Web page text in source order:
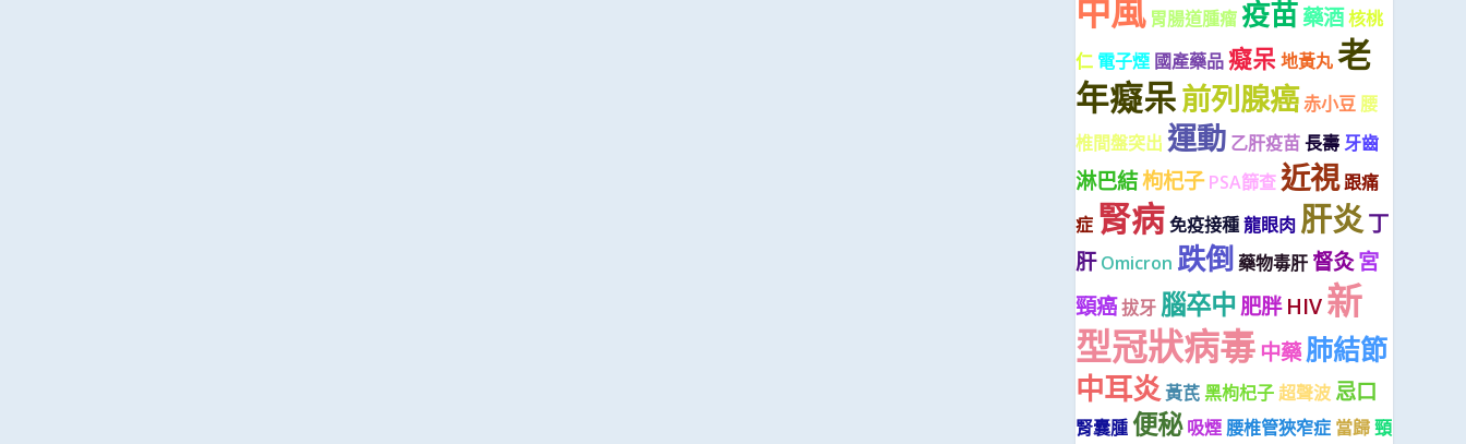
中風 胃腸道腫瘤疫苗藥酒核桃
仁 電子煙 國產藥品癡呆 地黃丸老
年癡呆前列腺癌赤小豆 腰
椎間盤突出 運動 乙肝疫苗長壽牙齒
淋巴結枸杞子 PSA篩查近視跟痛
症 腎病免疫接種龍眼肉 肝炎丁
肝 Omicron 跌倒 藥物毒肝 督灸宮
頸癌拔牙 腦卒中肥胖 HIV新
型冠狀病毒中藥肺結節
中耳炎黃芪黑枸杞子 超聲波 忌口
腎囊腫 便秘 吸煙 腰椎管狹窄症 當歸頸